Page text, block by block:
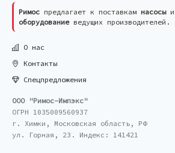
Римос предлагает к поставкам насосыи
оборудованиеведущих производителей.
О нас
Контакты
Спецпредложения
ООО "Римос-Импэкс"
ОГРН 1035009560937
г. Химки, Московская область, РФ
ул. Горная, 23. Индекс: 141421